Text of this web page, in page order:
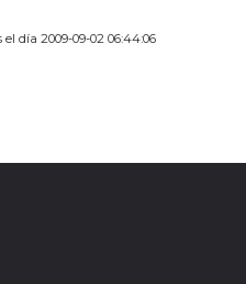
día 2009-09-02 06:44:06